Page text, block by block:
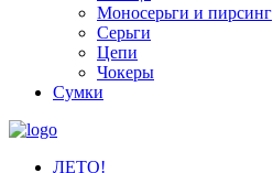
Моносерьги и пирсинг
Серьги
Цепи
Чокеры
Сумки
ЛЕТО!